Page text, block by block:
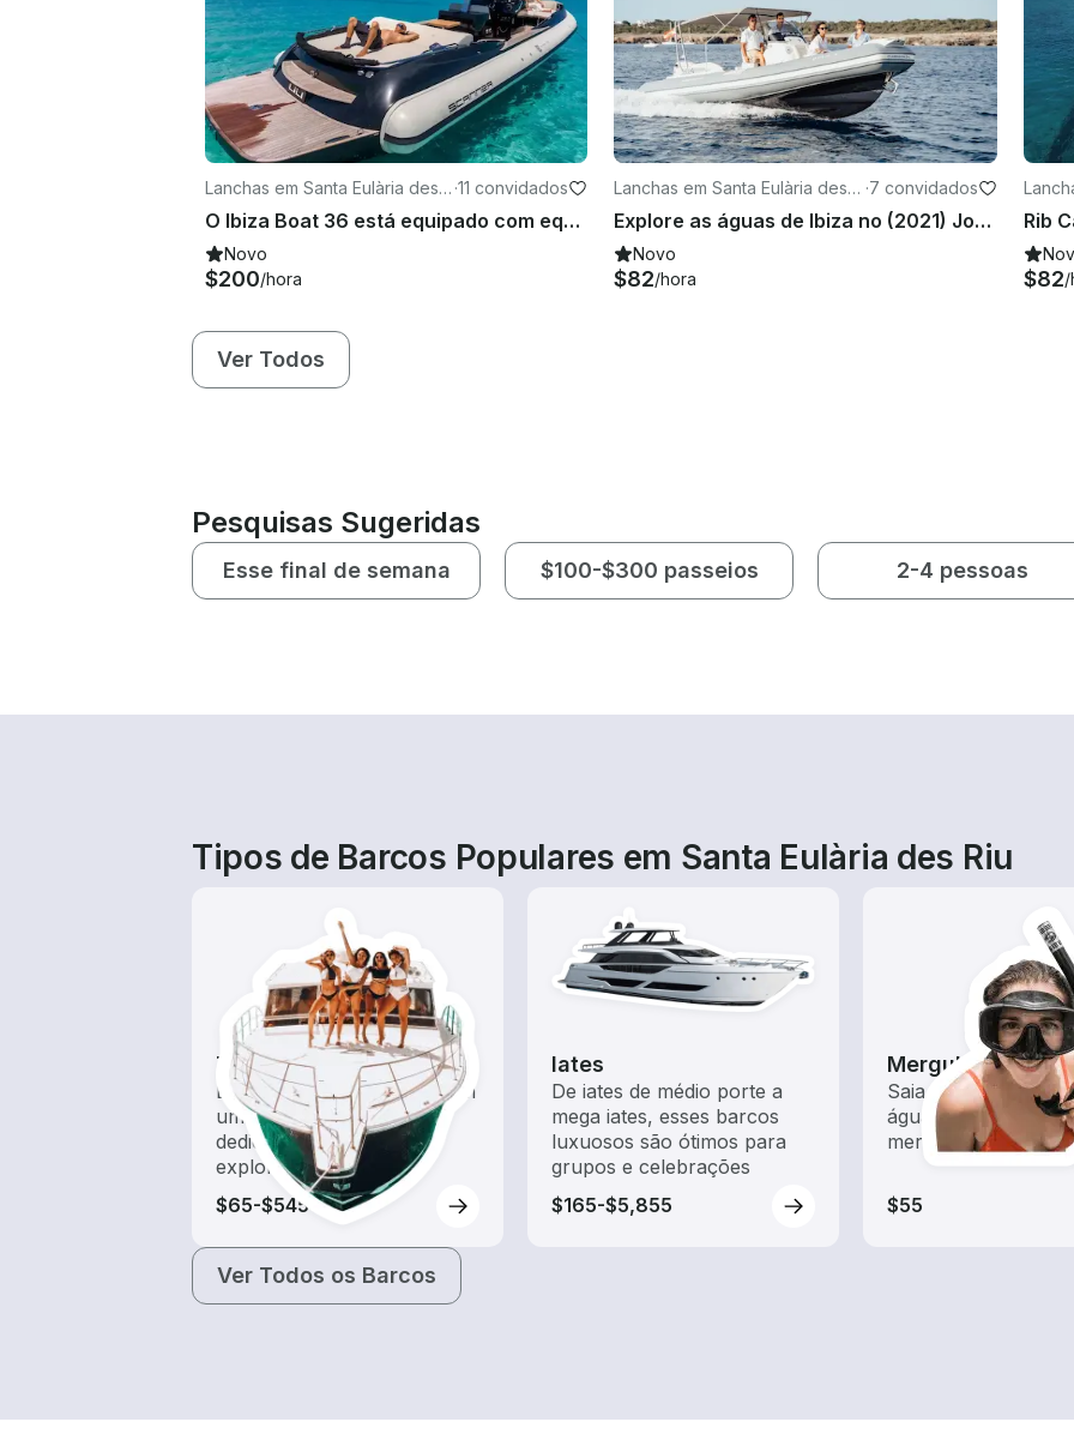
Lanchas em Santa Eulària des R
iu
·11 convidados
O Ibiza Boat 36 está equipado com equipamento de mergulho e prancha de remo!
Novo
$200/hora
Lanchas em Santa Eulària des R
iu
·7 convidados
Explore as águas de Ibiza no (2021) Joker Boat Clubman 24 RIB para 7 convidados
Novo
$82/hora
iu
$82/
Ver Todos
Pesquisas Sugeridas
Esse final de semana $100-$300 passeios 2-4 pessoas
Tipos de Barcos Populares em Santa Eulària des Riu
Tours
Explore as águas locais com
um aluguel de barco
dedicado a passeios e
exploração
$65-$545
Iates
De iates de médio porte a
mega iates, esses barcos
luxuosos são ótimos para
grupos e celebrações
$165-$5,855
Mergulho con
Saia do barco e
água com passeios
mergulho com
$55
Ver Todos os Barcos